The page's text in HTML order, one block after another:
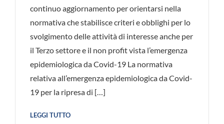
continuo aggiornamento per orientarsi nella
normativa che stabilisce criteri e obblighi per lo
svolgimento delle attività di interesse anche per
il Terzo settore e il non profit vista l’emergenza
epidemiologica da Covid-19 La normativa
relativa all’emergenza epidemiologica da Covid-
19 per la ripresa di […]
LEGGI TUTTO